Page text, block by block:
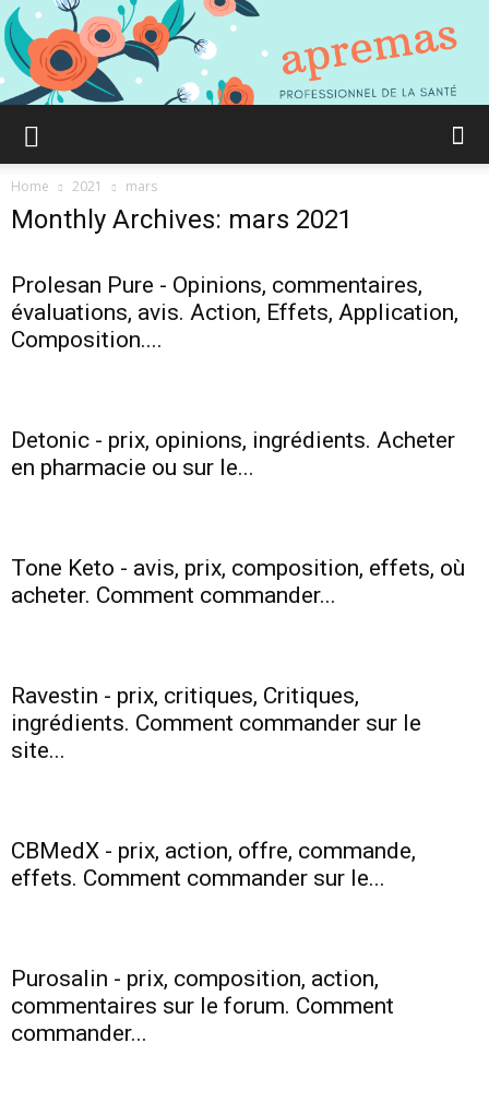
en
silhouette
Home 2021 mars
Monthly Archives: mars 2021
Prolesan Pure - Opinions, commentaires,
évaluations, avis. Action, Effets, Application,
Composition....
Detonic - prix, opinions, ingrédients. Acheter
en pharmacie ou sur le...
Tone Keto - avis, prix, composition, effets, où
acheter. Comment commander...
Ravestin - prix, critiques, Critiques,
ingrédients. Comment commander sur le
site...
CBMedX - prix, action, offre, commande,
effets. Comment commander sur le...
Purosalin - prix, composition, action,
commentaires sur le forum. Comment
commander...